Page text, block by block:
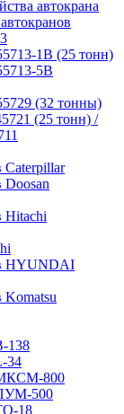
автокрана
1В (25 тонн)
5В
(32 тонны)
(25 тонн) /
Caterpillar
Doosan
Hitachi
HYUNDAI
Komatsu
138
34
МКСМ-800
ПУМ-500
18